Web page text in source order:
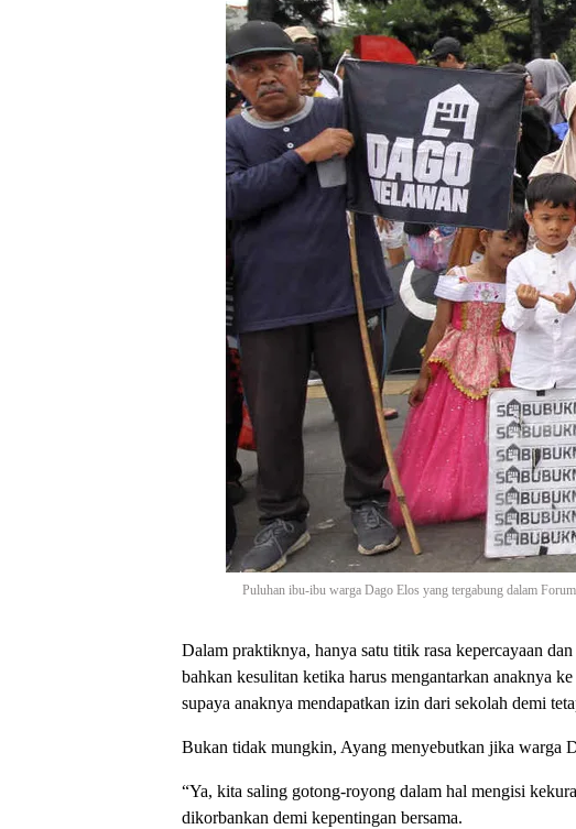
Puluhan ibu-ibu warga Dago Elos yang tergabung dalam
Dalam praktiknya, hanya satu titik rasa kepercayaan
bahkan kesulitan ketika harus mengantarkan anaknya
supaya anaknya mendapatkan izin dari sekolah demi
Bukan tidak mungkin, Ayang menyebutkan jika warga
“Ya, kita saling gotong-royong dalam hal mengisi
dikorbankan demi kepentingan bersama.